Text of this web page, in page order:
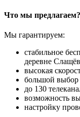
Что мы предлагаем?
Мы гарантируем:
стабильное
деревне
высокая
большой выбор
до 130
возможность
настройку